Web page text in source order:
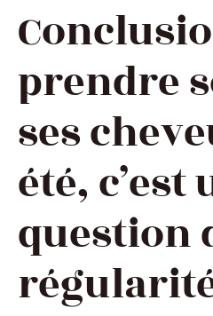
prendre
ses
été, c’est
question